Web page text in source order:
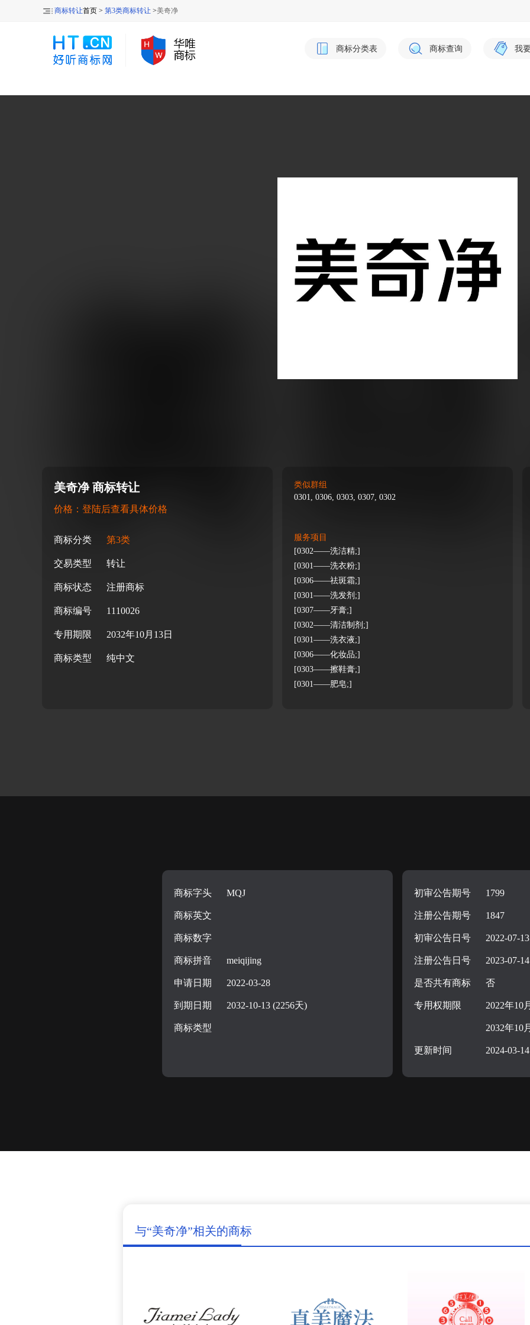
商标转让首页 > 第3类商标转让 >美奇净
商标分类表 商标查询 我
美奇净 商标转让
价格：登陆后查看具体价格
商标分类 第3类
交易类型 转让
商标状态 注册商标
商标编号 1110026
专用期限 2032年10月13日
商标类型 纯中文
类似群组
0301, 0306, 0303, 0307, 0302
服务项目
[0302——洗洁精;]
[0301——洗衣粉;]
[0306——祛斑霜;]
[0301——洗发剂;]
[0307——牙膏;]
[0302——清洁制剂;]
[0301——洗衣液;]
[0306——化妆品;]
[0303——擦鞋膏;]
[0301——肥皂;]
商标字头 MQJ
商标英文
商标数字
商标拼音 meiqijing
申请日期 2022-03-28
到期日期 2032-10-13 (2256天)
商标类型
初审公告期号 1799
注册公告期号 1847
初审公告日号 2022-07-13
注册公告日号 2023-07-14
是否共有商标 否
专用权期限 2022年10
2032年10
更新时间 2024-03-14
与“美奇净”相关的商标